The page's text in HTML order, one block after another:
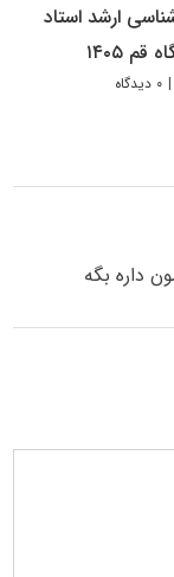
ارشد استاد
۱۴۰۵
| ۰ دیدگاه
داره بگه